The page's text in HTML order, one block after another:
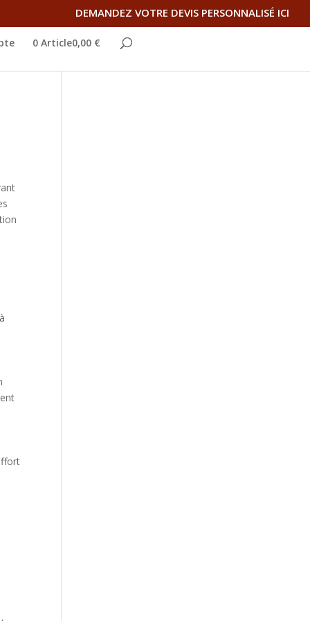
DEMANDEZ VOTRE DEVIS PERSONNALISÉ ICI
0 Article0,00 €